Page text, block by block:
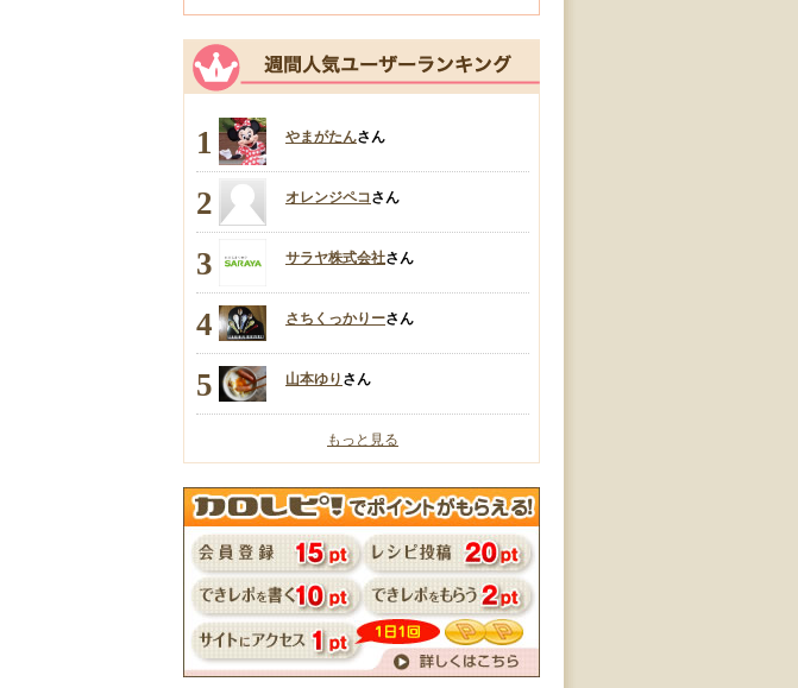
1 やまがたんさん
2 オレンジペコさん
3 サラヤ株式会社さん
4 さちくっかりーさん
5 山本ゆり さん
もっと見る